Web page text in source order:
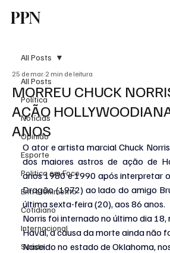
PPN
All Posts
Política
Notícias
Opinião
Esporte
Politica em Foco
Entretenimento
Cotidiano
Internacional
Saúde
All Posts
MORREU CHUCK
AÇÃO
ANOS
25 de mar. 2 min de leitura
O ator e artista marcial Chuck
dos maiores astros de ação de
anos 1980 e 1990 após interpretar
Dragão(1972) ao lado do amigo
última sexta-feira (20), aos 86 anos.
Norris foi internado no último dia 18,
Havaí, a causa da morte ainda não
Nascido no estado de Oklahoma,